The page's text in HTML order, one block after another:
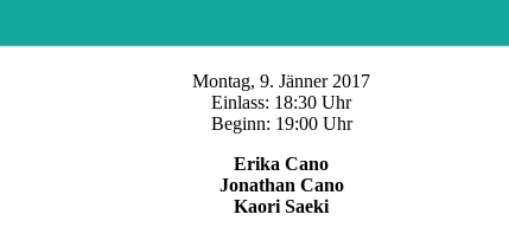
Montag, 9. Jänner 2017
Einlass: 18:30 Uhr
Beginn: 19:00 Uhr
Erika Cano
Jonathan Cano
Kaori Saeki